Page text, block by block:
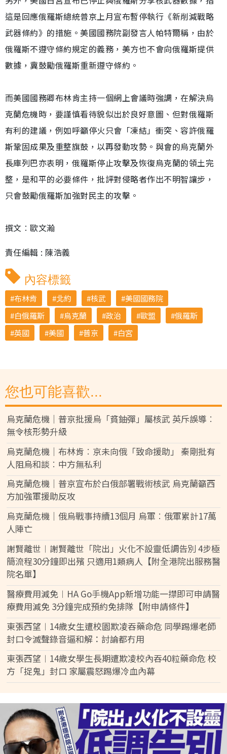
這是回應俄羅斯總統普京上月宣布暫停執行《新削減戰略
武器條約》的措施。美國國務院副發言人帕特爾稱，由於
俄羅斯不遵守條約規定的義務，美方也不會向俄羅斯提供
數據，冀鼓勵俄羅斯重新遵守條約。
而美國國務卿布林肯主持一個網上會議時強調，在解決烏
克蘭危機時，要謹慎看待貌似出於良好意圖、但對俄羅斯
有利的建議，例如呼籲停火只會「凍結」衝突、容許俄羅
斯鞏固成果及重整旗鼓，以再發動攻勢。與會的烏克蘭外
長庫列巴亦表明，俄羅斯停止攻擊及恢復烏克蘭的領土完
整，是和平的必要條件，批評對侵略者作出不明智讓步，
只會鼓勵俄羅斯加強對民主的攻擊。
撰文︰歐文瀚
責任編輯 : 陳浩義
內容標籤
布林肯 北約 核武
美國國務院
白俄羅斯
烏克蘭 政治 歐盟
俄羅斯
英國
美國 普京 白宮
您也可能喜歡...
烏克蘭危機｜普京批援烏「貧鈾彈」屬核武 英斥誤導︰
無令核形勢升級
烏克蘭危機｜布林肯︰京未向俄「致命援助」 秦剛批有
人阻烏和談︰中方無私利
烏克蘭危機｜普京宣布於白俄部署戰術核武 烏克蘭籲西
方加強軍援助反攻
烏克蘭危機｜俄烏戰事持續13個月 烏軍︰俄軍累計17萬
人陣亡
謝賢離世︱謝賢離世「院出」火化不設靈低調告別 4步極
簡流程30分鐘即出殯 只適用1類病人【附全港院出服務醫
院名單】
醫療費用減免︱HA Go手機App新增功能一㩒即可申請醫
療費用減免 3分鐘完成預約免排隊【附申請條件】
東張西望︱14歲女生遭校園欺凌吞藥命危 同學踢爆老師
封口令滅聲錄音逼和解：討論都冇用
東張西望︱14歲女學生長期遭欺凌校內吞40粒藥命危 校
方「捉鬼」封口 家屬震怒踢爆冷血內幕